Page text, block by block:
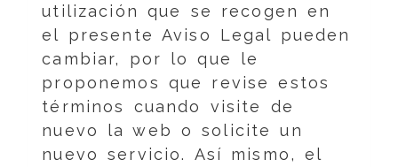
utilización que se recogen en
el presente Aviso Legal pueden
cambiar, por lo que le
proponemos que revise estos
términos cuando visite de
nuevo la web o solicite un
nuevo servicio. Así mismo, el